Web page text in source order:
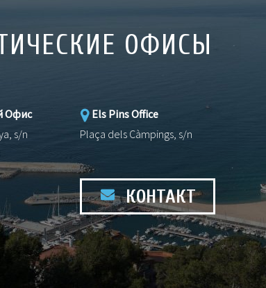
ОФИСЫ
Офис
s/n
Els Pins Office
Plaça dels Càmpings, s/n
КОНТАКТ